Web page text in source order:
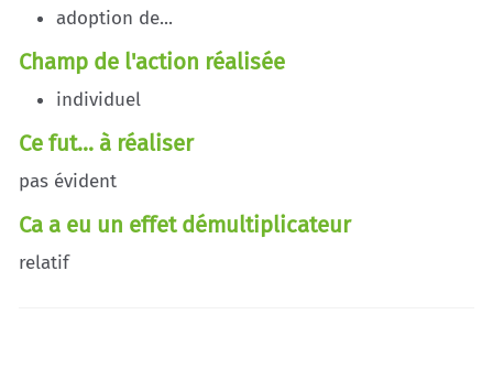
adoption de...
Champ de l'action réalisée
individuel
Ce fut... à réaliser
pas évident
Ca a eu un effet démultiplicateur
relatif